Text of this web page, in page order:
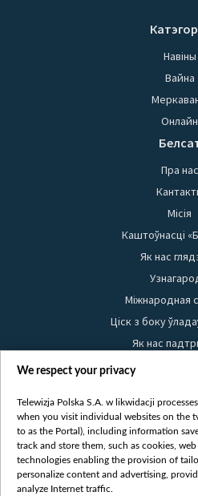
Навіны
Вайна
Онлайн
Пра нас
Місія
Каштоўнасці
Як нас
Міжнародная
Ціск з боку
Як нас
Правілы
Бяспека
Белсат
Белсат
We respect your privacy
Telewizja Polska S.A. w likwidacji
when you visit individual websites on the
to as the Portal), including information
track and store them, such as cookies,
technologies enabling the provision of
personalize content and advertising,
analyze Internet traffic.